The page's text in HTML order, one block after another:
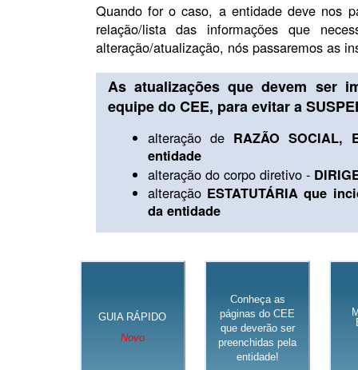
Quando for o caso, a entidade deve nos
relação/lista das informações que
alteração/atualização, nós passaremos as
As atualizações que devem ser
equipe do CEE, para evitar a
alteração de RAZÃO SOCIAL,
entidade
alteração do corpo diretivo -
alteração ESTATUTÁRIA que
da entidade
GUIA RÁPIDO
Novo
Conheça as
páginas do CEE
que deverão ser
preenchidas pela
entidade!